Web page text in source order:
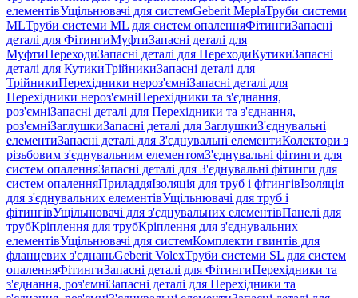
елементівУщільнювачі для системGeberit MeplaТруби системи
MLТруби системи ML для систем опаленняФітингиЗапасні
деталі для ФітингиМуфтиЗапасні деталі для
МуфтиПереходиЗапасні деталі для ПереходиКутикиЗапасні
деталі для КутикиТрійникиЗапасні деталі для
ТрійникиПерехідники нероз'ємніЗапасні деталі для
Перехідники нероз'ємніПерехідники та з'єднання,
роз'ємніЗапасні деталі для Перехідники та з'єднання,
роз'ємніЗаглушкиЗапасні деталі для ЗаглушкиЗ'єднувальні
елементиЗапасні деталі для З'єднувальні елементиКолектори з
різьбовим з'єднувальним елементомЗ'єднувальні фітинги для
систем опаленняЗапасні деталі для З'єднувальні фітинги для
систем опаленняПриладдяІзоляція для труб і фітингівІзоляція
для з'єднувальних елементівУщільнювачі для труб і
фітингівУщільнювачі для з'єднувальних елементівПанелі для
трубКріплення для трубКріплення для з'єднувальних
елементівУщільнювачі для системКомплекти гвинтів для
фланцевих з'єднаньGeberit VolexТруби системи SL для систем
опаленняФітингиЗапасні деталі для ФітингиПерехідники та
з'єднання, роз'ємніЗапасні деталі для Перехідники та